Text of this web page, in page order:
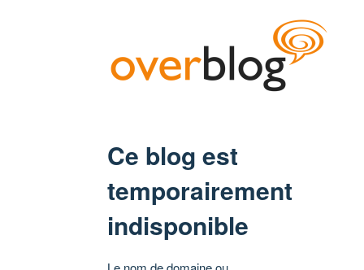
Ce blog est
temporairement
indisponible